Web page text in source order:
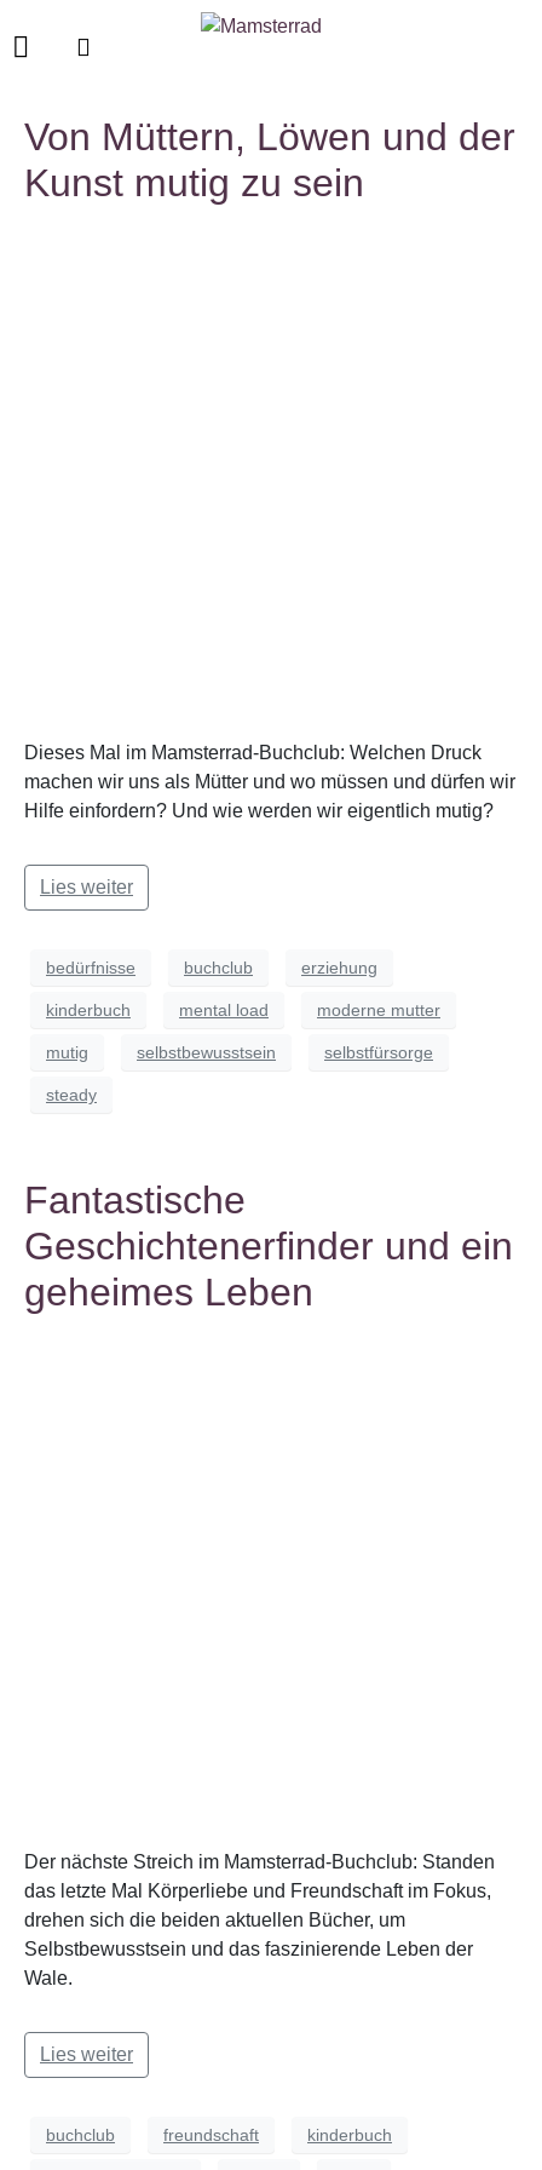
Von Müttern, Löwen und der
Kunst mutig zu sein
Dieses Mal im Mamsterrad-Buchclub: Welchen Druck
machen wir uns als Mütter und wo müssen und dürfen wir
Hilfe einfordern? Und wie werden wir eigentlich mutig?
Lies weiter
bedürfnisse buchclub erziehung
kinderbuch mental load moderne mutter
mutig selbstbewusstsein selbstfürsorge
steady
Fantastische
Geschichtenerfinder und ein
geheimes Leben
Der nächste Streich im Mamsterrad-Buchclub: Standen
das letzte Mal Körperliebe und Freundschaft im Fokus,
drehen sich die beiden aktuellen Bücher, um
Selbstbewusstsein und das faszinierende Leben der
Wale.
Lies weiter
buchclub freundschaft kinderbuch